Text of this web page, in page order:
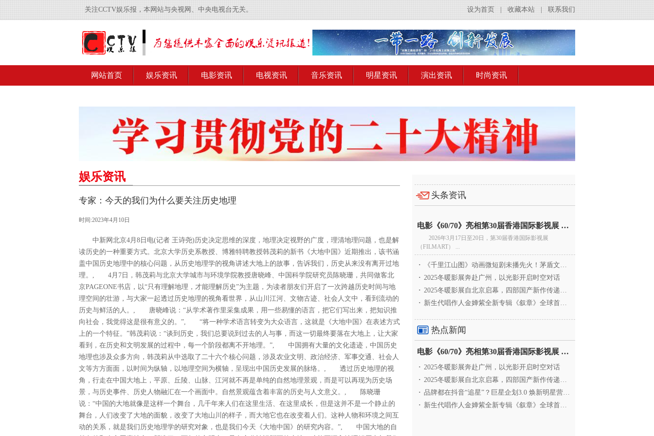
关注CCTV娱乐报，本网站与央视网、中央电视台无关。 联系我们
收藏本站
设为首页
网站首页 娱乐资讯 电影资讯 电视资讯 音乐资讯 明星资讯 演出资讯 时尚资讯
娱乐资讯
专家：今天的我们为什么要关注历史地理
时间:2023年4月10日
中新网北京4月8日电(记者 王诗尧)历史决定思维的深度，地理决定视野的广度，理清地理问题，也是解
读历史的一种重要方式。北京大学历史系教授、博雅特聘教授韩茂莉的新书《大地中国》近期推出，该书涵
盖中国历史地理中的核心问题，从历史地理学的视角讲述大地上的故事，告诉我们，历史从来没有离开过地
理。, 4月7日，韩茂莉与北京大学城市与环境学院教授唐晓峰、中国科学院研究员陈晓珊，共同做客北
京PAGEONE书店，以“只有理解地理，才能理解历史”为主题，为读者朋友们开启了一次跨越历史时间与地
理空间的壮游，与大家一起透过历史地理的视角看世界，从山川江河、文物古迹、社会人文中，看到流动的
历史与鲜活的人。, 唐晓峰说：“从学术著作里采集成果，用一些易懂的语言，把它们写出来，把知识推
向社会，我觉得这是很有意义的。”, “将一种学术语言转变为大众语言，这就是《大地中国》在表述方式
上的一个特征。”韩茂莉说：“谈到历史，我们总要说到过去的人与事，而这一切最终要落在大地上，让大家
看到，在历史和文明发展的过程中，每一个阶段都离不开地理。”, 中国拥有大量的文化遗迹，中国历史
地理也涉及众多方向，韩茂莉从中选取了二十六个核心问题，涉及农业文明、政治经济、军事交通、社会人
文等方方面面，以时间为纵轴，以地理空间为横轴，呈现出中国历史发展的脉络。, 透过历史地理的视
角，行走在中国大地上，平原、丘陵、山脉、江河就不再是单纯的自然地理景观，而是可以再现为历史场
景，与历史事件、历史人物融汇在一个画面中。自然景观蕴含着丰富的历史与人文意义。, 陈晓珊
说：“中国的大地就像是这样一个舞台，几千年来人们在这里生活、在这里成长，但是这并不是一个静止的
舞台，人们改变了大地的面貌，改变了大地山川的样子，而大地它也在改变着人们。这种人物和环境之间互
动的关系，就是我们历史地理学的研究对象，也是我们今天《大地中国》的研究内容。”, 中国大地的自
头条资讯
电影《60/70》亮相第30届香港国际影视展 冲刺戛纳备
2026年3月17日至20日，第30届香港国际影视展
（FILMART） ...
·
《千里江山图》动画微短剧未播先火！茅盾文学奖IP首
· 2025冬暖影展奔赴广州，以光影开启时空对话
· 2025冬暖影展自北京启幕，四部国产新作传递银幕温情
· 新生代唱作人金婵紫全新专辑《叙章》全球首发，颠覆
热点新闻
电影《60/70》亮相第30届香港国际影视展 冲刺戛纳备
· 2025冬暖影展奔赴广州，以光影开启时空对话
· 2025冬暖影展自北京启幕，四部国产新作传递银幕温情
· 品牌都在抖音“追星”？巨星企划3.0 焕新明星营销，让
· 新生代唱作人金婵紫全新专辑《叙章》全球首发，颠覆